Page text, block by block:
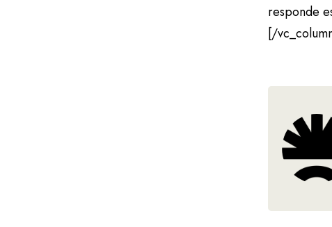
responde
[/